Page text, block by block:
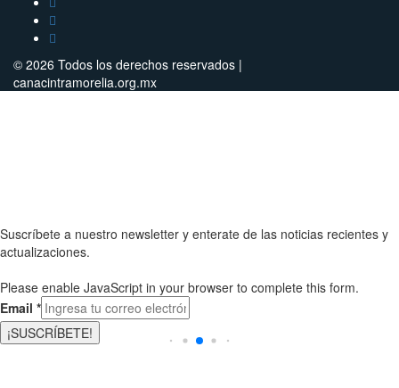
© 2026 Todos los derechos reservados |
canacintramorelia.org.mx
Suscríbete a nuestro newsletter y enterate de las noticias recientes y
actualizaciones.
Please enable JavaScript in your browser to complete this form.
Email *
¡SUSCRÍBETE!